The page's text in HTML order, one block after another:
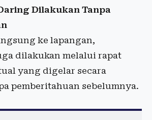
Dilakukan Tanpa
ke lapangan,
dilakukan melalui rapat
yang digelar secara
pemberitahuan sebelumnya.